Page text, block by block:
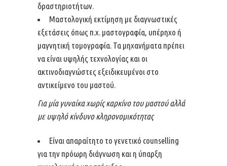
δραστηριοτήτων.
Μαστολογική εκτίμηση με διαγνωστικές
εξετάσεις όπως π.χ. μαστογραφία, υπέρηχο ή
μαγνητική τομογραφία. Τα μηχανήματα πρέπει
να είναι υψηλής τεχνολογίας και οι
ακτινοδιαγνώστες εξειδικευμένοι στο
αντικείμενο του μαστού.
Για μία γυναίκα χωρίς καρκίνο του μαστού αλλά
με υψηλό κίνδυνο κληρονομικότητας
Είναι απαραίτητο το γενετικό counselling
για την πρόωρη διάγνωση και η ύπαρξη